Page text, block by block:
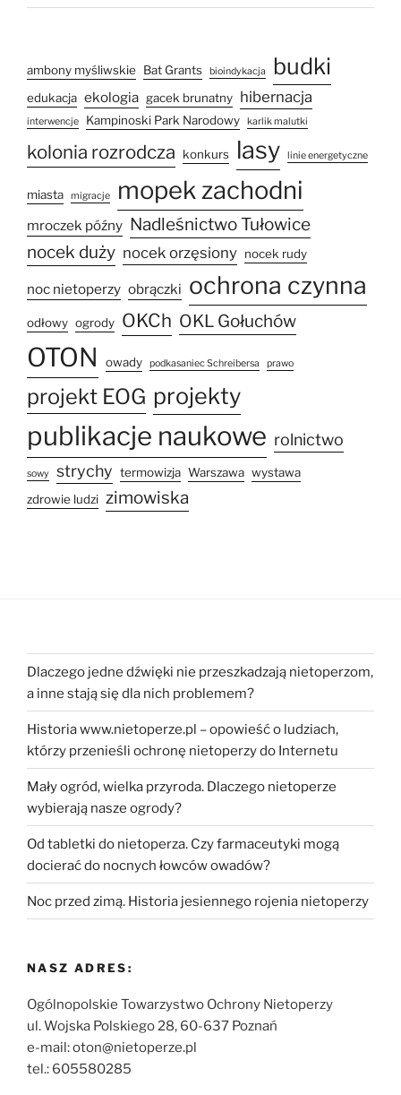
ambony myśliwskie Bat Grants bioindykacja budki
edukacja ekologia gacek brunatny hibernacja
interwencje Kampinoski Park Narodowy karlik malutki
kolonia rozrodcza konkurs lasy linie energetyczne
miasta migracje mopek zachodni
mroczek późny Nadleśnictwo Tułowice
nocek duży nocek orzęsiony nocek rudy
noc nietoperzy obrączki ochrona czynna
odłowy ogrody OKCh OKL Gołuchów
OTON owady podkasaniec Schreibersa prawo
projekt EOG projekty
publikacje naukowe rolnictwo
sowy strychy termowizja Warszawa wystawa
zdrowie ludzi zimowiska
Dlaczego jedne dźwięki nie przeszkadzają nietoperzom,
a inne stają się dla nich problemem?
Historia www.nietoperze.pl – opowieść o ludziach,
którzy przenieśli ochronę nietoperzy do Internetu
Mały ogród, wielka przyroda. Dlaczego nietoperze
wybierają nasze ogrody?
Od tabletki do nietoperza. Czy farmaceutyki mogą
docierać do nocnych łowców owadów?
Noc przed zimą. Historia jesiennego rojenia nietoperzy
NASZ ADRES:
Ogólnopolskie Towarzystwo Ochrony Nietoperzy
ul. Wojska Polskiego 28, 60-637 Poznań
e-mail: oton@nietoperze.pl
tel.: 605580285